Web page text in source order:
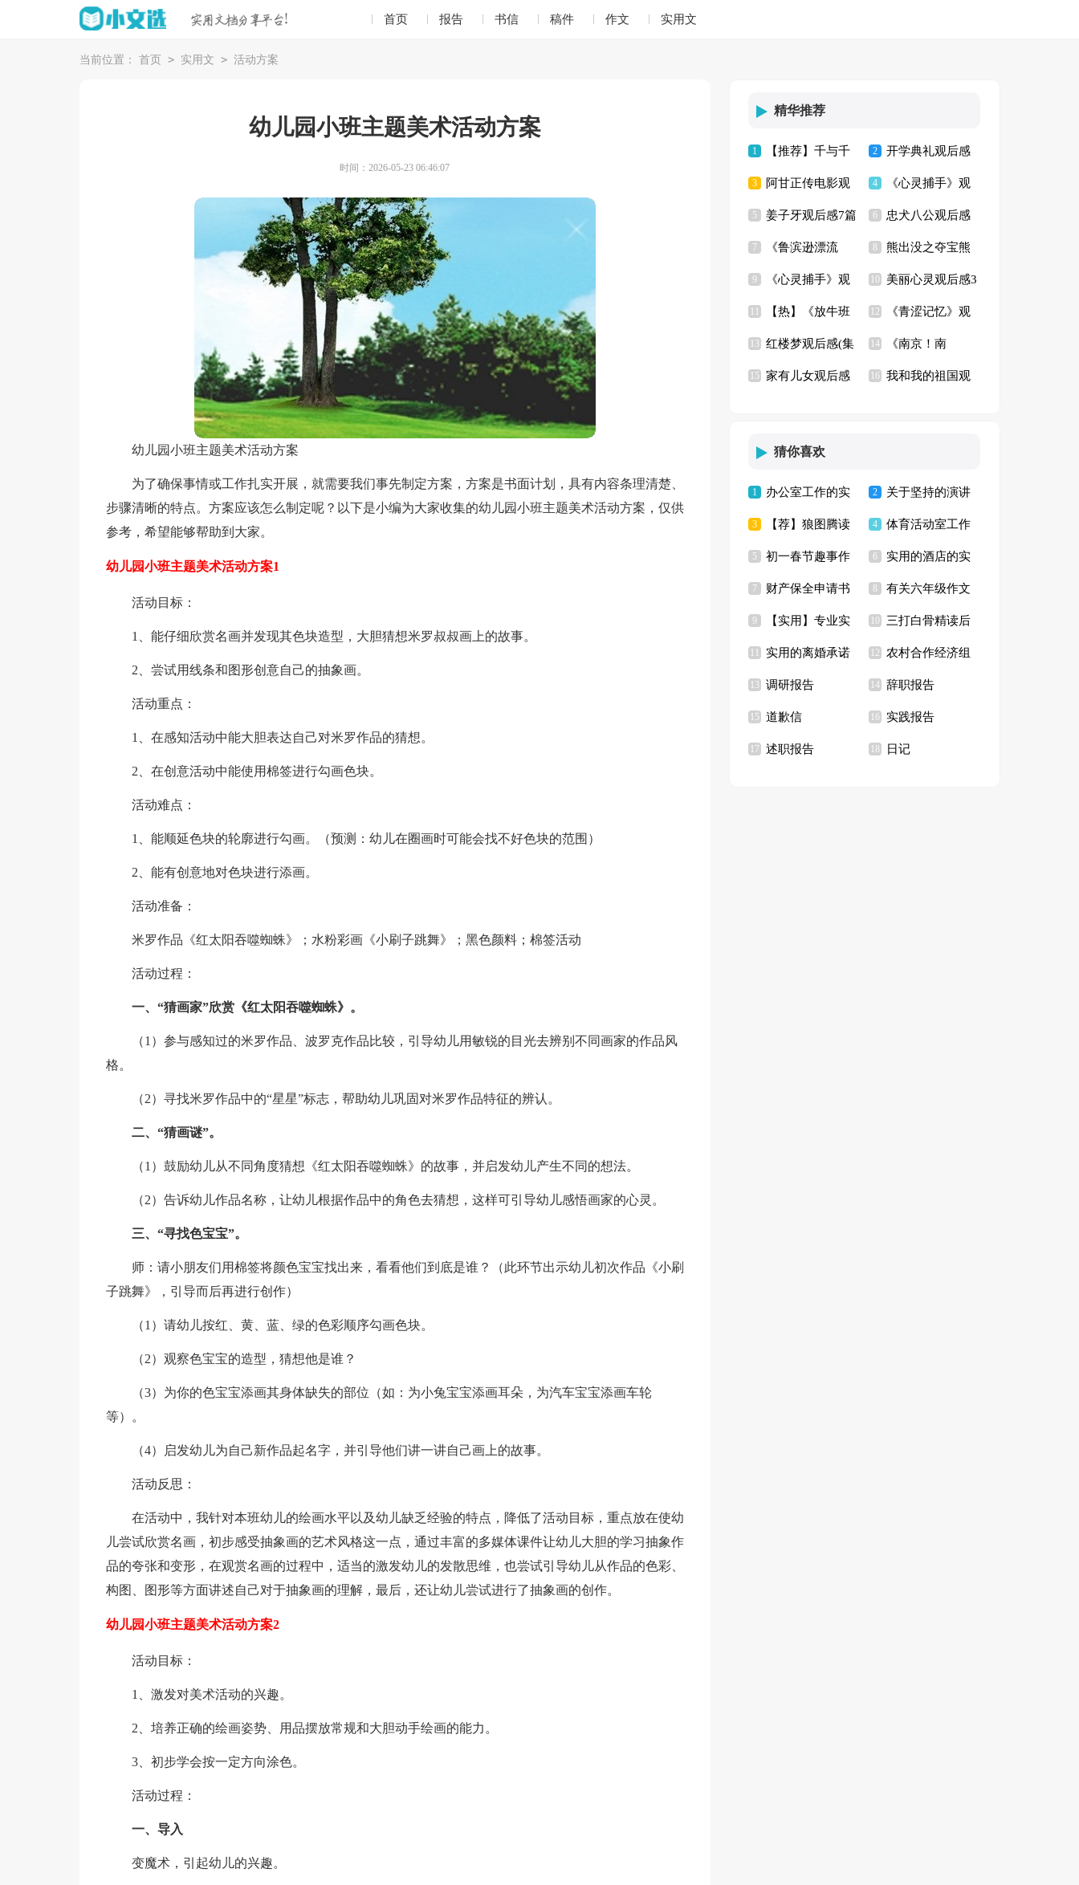
首页 报告 书信 稿件 作文 实用文
当前位置： 首页 > 实用文 > 活动方案
幼儿园小班主题美术活动方案
时间：2026-05-23 06:46:07
幼儿园小班主题美术活动方案
为了确保事情或工作扎实开展，就需要我们事先制定方案，方案是书面计划，具有内容条理清楚、
步骤清晰的特点。方案应该怎么制定呢？以下是小编为大家收集的幼儿园小班主题美术活动方案，仅供
参考，希望能够帮助到大家。
幼儿园小班主题美术活动方案1
活动目标：
1、能仔细欣赏名画并发现其色块造型，大胆猜想米罗叔叔画上的故事。
2、尝试用线条和图形创意自己的抽象画。
活动重点：
1、在感知活动中能大胆表达自己对米罗作品的猜想。
2、在创意活动中能使用棉签进行勾画色块。
活动难点：
1、能顺延色块的轮廓进行勾画。（预测：幼儿在圈画时可能会找不好色块的范围）
2、能有创意地对色块进行添画。
活动准备：
米罗作品《红太阳吞噬蜘蛛》；水粉彩画《小刷子跳舞》；黑色颜料；棉签活动
活动过程：
一、“猜画家”欣赏《红太阳吞噬蜘蛛》。
（1）参与感知过的米罗作品、波罗克作品比较，引导幼儿用敏锐的目光去辨别不同画家的作品风
格。
（2）寻找米罗作品中的“星星”标志，帮助幼儿巩固对米罗作品特征的辨认。
二、“猜画谜”。
（1）鼓励幼儿从不同角度猜想《红太阳吞噬蜘蛛》的故事，并启发幼儿产生不同的想法。
（2）告诉幼儿作品名称，让幼儿根据作品中的角色去猜想，这样可引导幼儿感悟画家的心灵。
三、“寻找色宝宝”。
师：请小朋友们用棉签将颜色宝宝找出来，看看他们到底是谁？（此环节出示幼儿初次作品《小刷
子跳舞》，引导而后再进行创作）
（1）请幼儿按红、黄、蓝、绿的色彩顺序勾画色块。
（2）观察色宝宝的造型，猜想他是谁？
（3）为你的色宝宝添画其身体缺失的部位（如：为小兔宝宝添画耳朵，为汽车宝宝添画车轮
等）。
（4）启发幼儿为自己新作品起名字，并引导他们讲一讲自己画上的故事。
活动反思：
在活动中，我针对本班幼儿的绘画水平以及幼儿缺乏经验的特点，降低了活动目标，重点放在使幼
儿尝试欣赏名画，初步感受抽象画的艺术风格这一点，通过丰富的多媒体课件让幼儿大胆的学习抽象作
品的夸张和变形，在观赏名画的过程中，适当的激发幼儿的发散思维，也尝试引导幼儿从作品的色彩、
构图、图形等方面讲述自己对于抽象画的理解，最后，还让幼儿尝试进行了抽象画的创作。
幼儿园小班主题美术活动方案2
活动目标：
1、激发对美术活动的兴趣。
2、培养正确的绘画姿势、用品摆放常规和大胆动手绘画的能力。
3、初步学会按一定方向涂色。
活动过程：
一、导入
变魔术，引起幼儿的兴趣。
精华推荐
1 【推荐】千与千
寻观后感
2 开学典礼观后感
(15篇)
3 阿甘正传电影观
后感(15篇)
4 《心灵捕手》观
后感14篇
5 姜子牙观后感7篇 6 忠犬八公观后感
【荐】
7 《鲁滨逊漂流
记》观后感8篇
8 熊出没之夺宝熊
兵观后感10篇
9 《心灵捕手》观
后感(14篇)
10 美丽心灵观后感3
篇
【热】《放牛班
的春天》观后感
12 《青涩记忆》观
后感
13 红楼梦观后感(集
锦13篇)
14 《南京！南
京！》观后感
15 家有儿女观后感 16 我和我的祖国观
猜你喜欢
1 办公室工作的实
习报告4篇
2 关于坚持的演讲
稿15篇
3 【荐】狼图腾读
书心得
4 体育活动室工作
计划
5 初一春节趣事作
文集合七篇
6 实用的酒店的实
习报告六篇
7 财产保全申请书
集合15篇
8 有关六年级作文
快乐的春节作文汇编
七篇
9 【实用】专业实
习报告汇编七篇
10 三打白骨精读后
感
实用的离婚承诺
书3篇
12 农村合作经济组
织调研报告
13 调研报告 14 辞职报告
15 道歉信 16 实践报告
17 述职报告 18 日记